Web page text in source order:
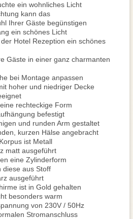
ein wohnliches Licht
kann das
Ihrer Gäste begünstigen
ein schönes Licht
Hotel Rezeption ein schönes
Gäste in einer ganz charmanten
bei Montage anpassen
hoher und niedriger Decke
rechteckige Form
befestigt
und runden Arm gestaltet
kurzen Hälse angebracht
ist Metall
matt ausgeführt
eine Zylinderform
diese aus Stoff
ausgeführt
ist in Gold gehalten
besonders warm
von 230V / 50Hz
Stromanschluss